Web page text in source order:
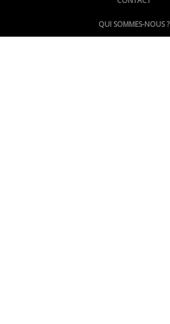
QUI SOMMES-NOUS ?